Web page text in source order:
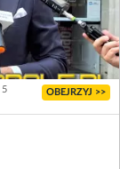
5 OBEJRZYJ >>